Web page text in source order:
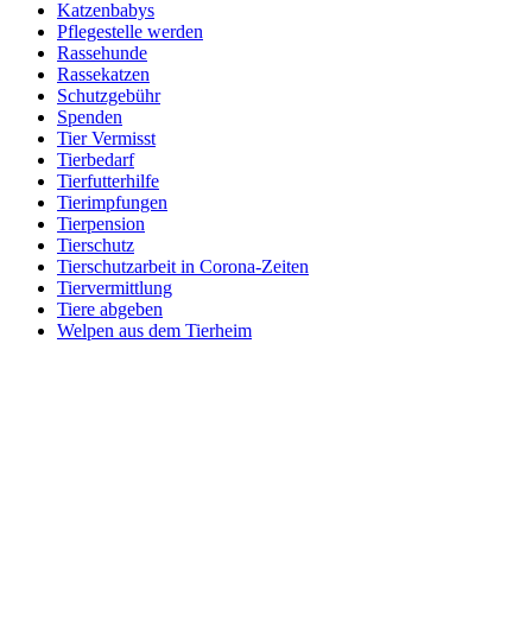
Katzenbabys
Pflegestelle werden
Rassehunde
Rassekatzen
Schutzgebühr
Spenden
Tier Vermisst
Tierbedarf
Tierfutterhilfe
Tierimpfungen
Tierpension
Tierschutz
Tierschutzarbeit in Corona-Zeiten
Tiervermittlung
Tiere abgeben
Welpen aus dem Tierheim